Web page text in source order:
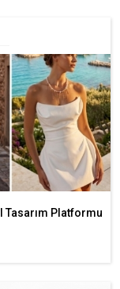
Tasarım Platformu